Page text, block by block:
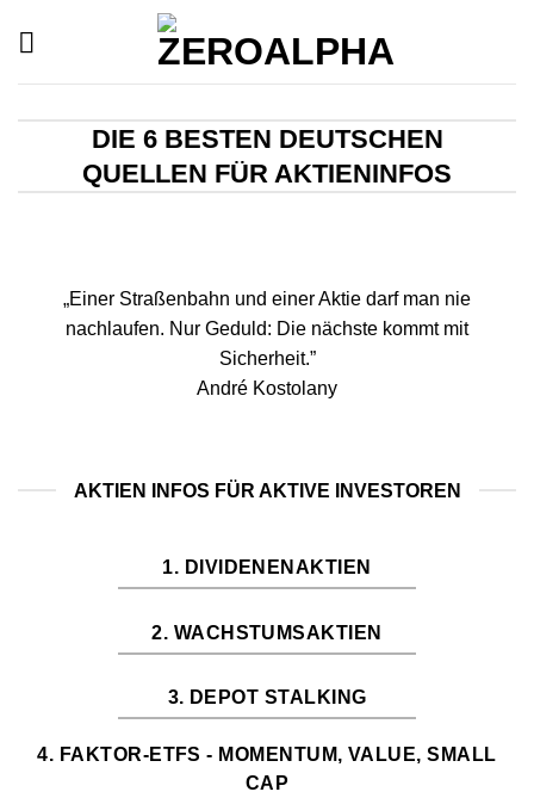
DIE 6 BESTEN DEUTSCHEN
QUELLEN FÜR AKTIENINFOS
„Einer Straßenbahn und einer Aktie darf man nie
nachlaufen. Nur Geduld: Die nächste kommt mit
Sicherheit.”
André Kostolany
AKTIEN INFOS FÜR AKTIVE INVESTOREN
1. DIVIDENENAKTIEN
2. WACHSTUMSAKTIEN
3. DEPOT STALKING
4. FAKTOR-ETFS - MOMENTUM, VALUE, SMALL
CAP